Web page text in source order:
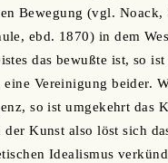
Bewegung (vgl.
ebd. 1870) in dem
das bewußte ist, so
Vereinigung beider.
so ist umgekehrt das
Kunst also löst sich
Idealismus